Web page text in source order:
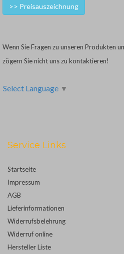
>> Preisauszeichnung
Wenn Sie Fragen zu unseren Produkten
zögern Sie nicht uns zu kontaktieren!
Select Language ▼
Service Links
Startseite
Impressum
AGB
Lieferinformationen
Widerrufsbelehrung
Widerruf online
Hersteller Liste